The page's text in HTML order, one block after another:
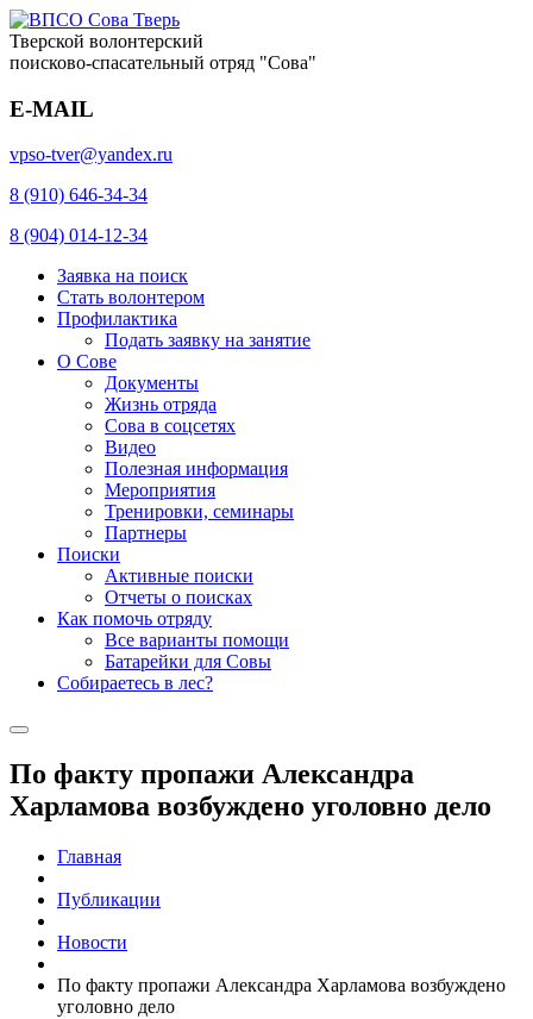
Тверской волонтерский
поисково-спасательный отряд "Сова"
E-MAIL
vpso-tver@yandex.ru
8 (910) 646-34-34
8 (904) 014-12-34
Заявка на поиск
Стать волонтером
Профилактика
Подать заявку на занятие
О Сове
Документы
Жизнь отряда
Сова в соцсетях
Видео
Полезная информация
Мероприятия
Тренировки, семинары
Партнеры
Поиски
Активные поиски
Отчеты о поисках
Как помочь отряду
Все варианты помощи
Батарейки для Совы
Собираетесь в лес?
По факту пропажи Александра
Харламова возбуждено уголовно дело
Главная
Публикации
Новости
По факту пропажи Александра Харламова возбуждено
уголовно дело